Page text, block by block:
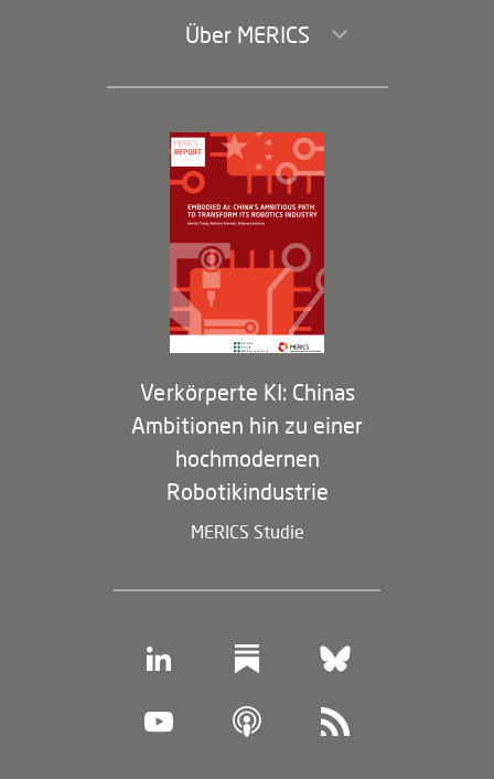
Über MERICS
Geschäftsführung und Bereiche
Governance
Arbeiten bei MERICS
Partner
Membership Program
Verkörperte KI: Chinas
Ambitionen hin zu einer
hochmodernen
Robotikindustrie
MERICS Studie